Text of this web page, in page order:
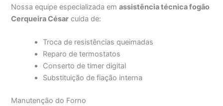
Nossa equipe especializada emassistência técnica fogão
Cerqueira César cuida de:
Troca de resistências queimadas
Reparo de termostatos
Conserto de timer digital
Substituição de fiação interna
Manutenção do Forno